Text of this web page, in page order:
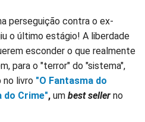
perseguição contra o ex-
o último estágio! A liberdade
esconder o que realmente
para o "terror" do "sistema",
livro "O Fantasma do
do Crime", um best seller no